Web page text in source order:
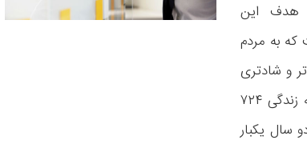
هدف این
به مردم
و شادتری
داشته باشند. در این مطالعه زندگی ۷۲۴
سال یکبار